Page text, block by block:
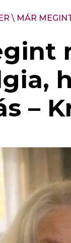
\ MÁR
–